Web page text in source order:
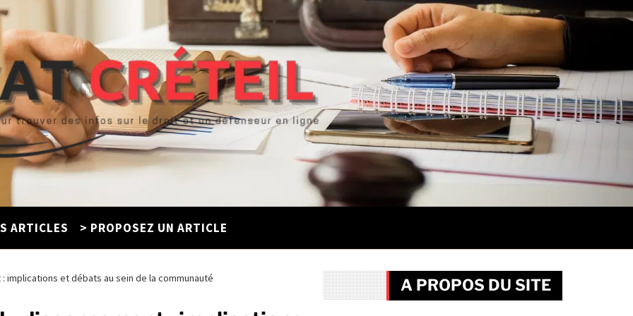
ARTICLES > PROPOSEZ UN ARTICLE
implications et débats au sein de la communauté A PROPOS DU SITE